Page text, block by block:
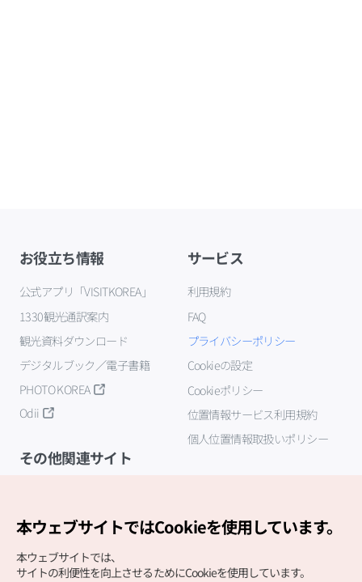
お役立ち情報
公式アプリ「VISITKOREA」
1330観光通訳案内
観光資料ダウンロード
デジタルブック／電子書籍
PHOTO KOREA
Odii
サービス
利用規約
FAQ
プライバシーポリシー
Cookieの設定
Cookieポリシー
位置情報サービス利用規約
個人位置情報取扱いポリシー
その他関連サイト
本ウェブサイトではCookieを使用しています。
本ウェブサイトでは、
サイトの利便性を向上させるためにCookieを使用しています。